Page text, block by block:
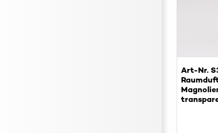
Art-Nr.